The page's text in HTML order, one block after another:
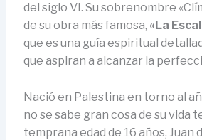
del siglo VI. Su sobrenombre
de su obra más famosa, «La
que es una guía espiritual
que aspiran a alcanzar la
Nació en Palestina en torno al
no se sabe gran cosa de su vida
temprana edad de 16 años, Juan